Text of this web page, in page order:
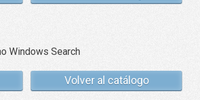
Volver al catálogo